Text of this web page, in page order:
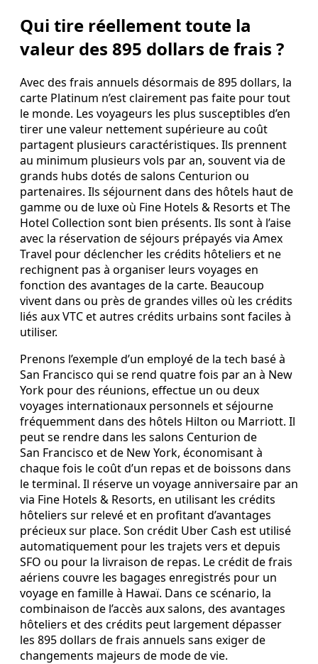
Qui tire réellement toute la
valeur des 895 dollars de frais ?
Avec des frais annuels désormais de 895 dollars, la
carte Platinum n’est clairement pas faite pour tout
le monde. Les voyageurs les plus susceptibles d’en
tirer une valeur nettement supérieure au coût
partagent plusieurs caractéristiques. Ils prennent
au minimum plusieurs vols par an, souvent via de
grands hubs dotés de salons Centurion ou
partenaires. Ils séjournent dans des hôtels haut de
gamme ou de luxe où Fine Hotels & Resorts et The
Hotel Collection sont bien présents. Ils sont à l’aise
avec la réservation de séjours prépayés via Amex
Travel pour déclencher les crédits hôteliers et ne
rechignent pas à organiser leurs voyages en
fonction des avantages de la carte. Beaucoup
vivent dans ou près de grandes villes où les crédits
liés aux VTC et autres crédits urbains sont faciles à
utiliser.
Prenons l’exemple d’un employé de la tech basé à
San Francisco qui se rend quatre fois par an à New
York pour des réunions, effectue un ou deux
voyages internationaux personnels et séjourne
fréquemment dans des hôtels Hilton ou Marriott. Il
peut se rendre dans les salons Centurion de
San Francisco et de New York, économisant à
chaque fois le coût d’un repas et de boissons dans
le terminal. Il réserve un voyage anniversaire par an
via Fine Hotels & Resorts, en utilisant les crédits
hôteliers sur relevé et en profitant d’avantages
précieux sur place. Son crédit Uber Cash est utilisé
automatiquement pour les trajets vers et depuis
SFO ou pour la livraison de repas. Le crédit de frais
aériens couvre les bagages enregistrés pour un
voyage en famille à Hawaï. Dans ce scénario, la
combinaison de l’accès aux salons, des avantages
hôteliers et des crédits peut largement dépasser
les 895 dollars de frais annuels sans exiger de
changements majeurs de mode de vie.